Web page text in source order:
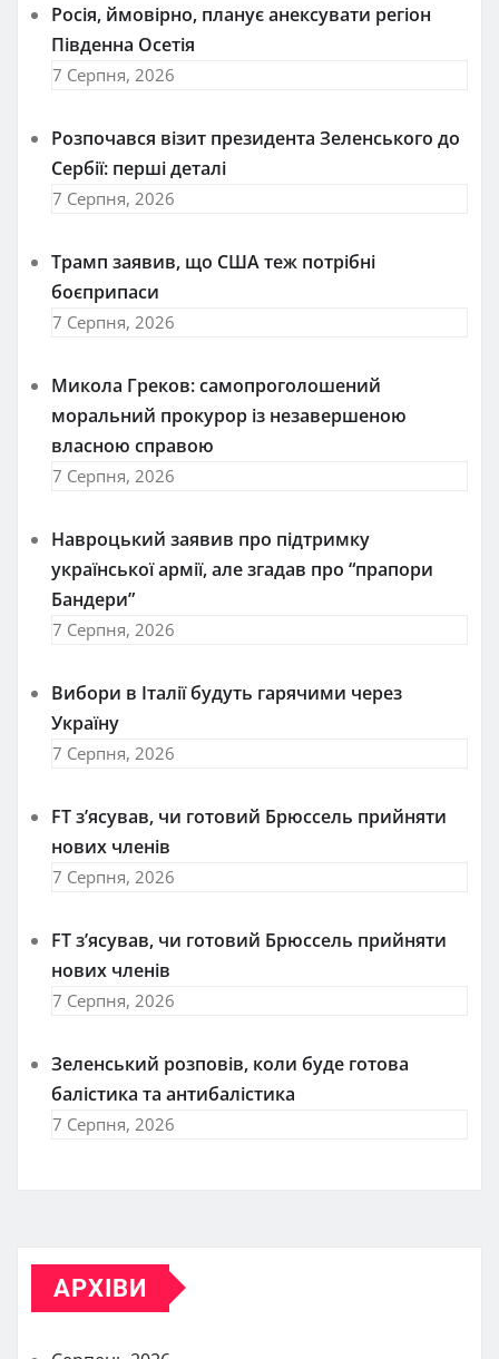
Росія, ймовірно, планує анексувати регіон
Південна Осетія
7 Серпня, 2026
Розпочався візит президента Зеленського до
Сербії: перші деталі
7 Серпня, 2026
Трамп заявив, що США теж потрібні
боєприпаси
7 Серпня, 2026
Микола Греков: самопроголошений
моральний прокурор із незавершеною
власною справою
7 Серпня, 2026
Навроцький заявив про підтримку
української армії, але згадав про “прапори
Бандери”
7 Серпня, 2026
Вибори в Італії будуть гарячими через
Україну
7 Серпня, 2026
FT зʼясував, чи готовий Брюссель прийняти
нових членів
7 Серпня, 2026
FT зʼясував, чи готовий Брюссель прийняти
нових членів
7 Серпня, 2026
Зеленський розповів, коли буде готова
балістика та антибалістика
7 Серпня, 2026
АРХІВИ